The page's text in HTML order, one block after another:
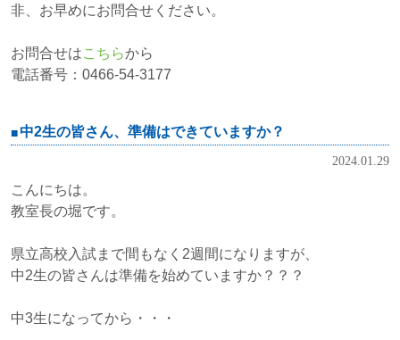
非、お早めにお問合せください。
お問合せはこちらから
電話番号：0466-54-3177
中2生の皆さん、準備はできていますか？
2024.01.29
こんにちは。
教室長の堀です。
県立高校入試まで間もなく2週間になりますが、
中2生の皆さんは準備を始めていますか？？？
中3生になってから・・・